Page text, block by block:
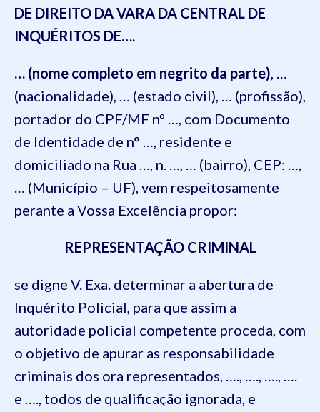
DE DIREITO DA VARA DA CENTRAL DE
INQUÉRITOS DE….
… (nome completo em negrito da parte), …
(nacionalidade), … (estado civil), … (profissão),
portador do CPF/MF nº …, com Documento
de Identidade de n° …, residente e
domiciliado na Rua …, n. …, … (bairro), CEP: …,
… (Município – UF), vem respeitosamente
perante a Vossa Excelência propor:
REPRESENTAÇÃO CRIMINAL
se digne V. Exa. determinar a abertura de
Inquérito Policial, para que assim a
autoridade policial competente proceda, com
o objetivo de apurar as responsabilidade
criminais dos ora representados, …., …., …., ….
e …., todos de qualificação ignorada, e